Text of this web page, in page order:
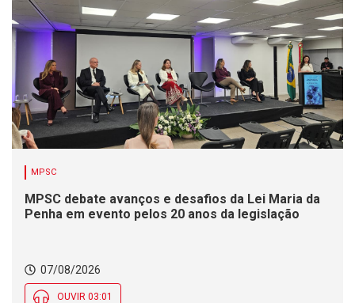
MPSC
MPSC debate avanços e desafios da Lei Maria da
Penha em evento pelos 20 anos da legislação
07/08/2026
OUVIR 03:01